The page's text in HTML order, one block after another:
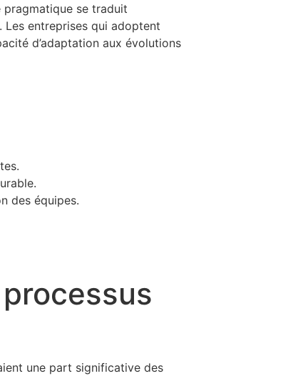
se traduit
Les entreprises qui adoptent
d’adaptation aux évolutions
des équipes.
une part significative des